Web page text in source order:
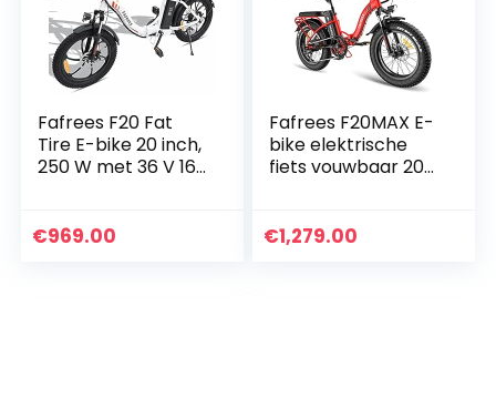
Fafrees F20 Fat
Tire E-bike 20 inch,
250 W met 36 V 16
E-bike 25 km/u,
€969.00
Fafrees F20MAX E-
bike elektrische
fiets vouwbaar 20
E-bike met mand,
€1,279.00